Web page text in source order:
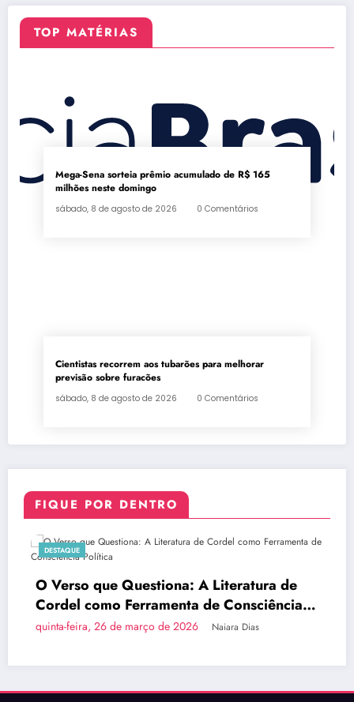
TOP MATÉRIAS
Mega-Sena sorteia prêmio acumulado de R$ 165
milhões neste domingo
sábado, 8 de agosto de 2026 0 Comentários
Cientistas recorrem aos tubarões para melhorar
previsão sobre furacões
sábado, 8 de agosto de 2026 0 Comentários
FIQUE POR DENTRO
DESTAQUE
O Verso que Questiona: A Literatura de
Cordel como Ferramenta de Consciência
Política
quinta-feira, 26 de março de 2026 Naiara Dias